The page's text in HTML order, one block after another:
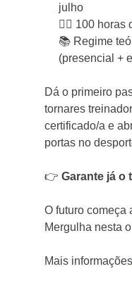
julho
🏊‍♂️ 100 horas
📚 Regime
(presencial +
Dá o primeiro
tornares
certificado/a e
portas no
👉 Garante já o
O futuro começa
Mergulha nesta
Mais informações